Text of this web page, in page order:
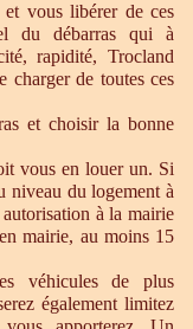
vous libérer de ces
du débarras qui à
rapidité, Trocland
charger de toutes ces
et choisir la bonne
vous en louer un. Si
niveau du logement à
à la mairie
mairie, au moins 15
véhicules de plus
également limitez